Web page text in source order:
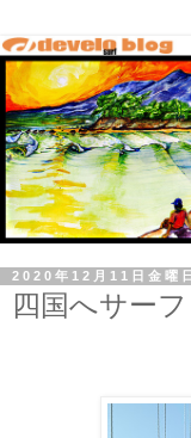
2020年12月11日金曜日
四国へサー